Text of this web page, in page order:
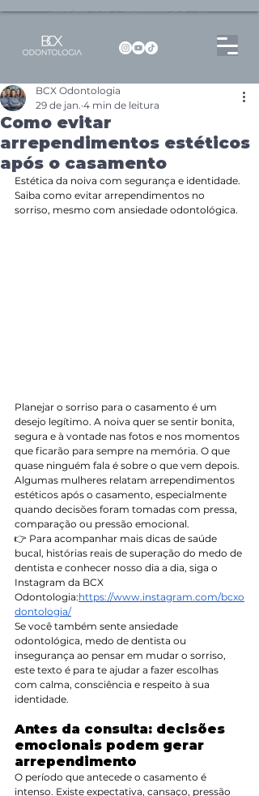
Dentista no Brooklin | São Paulo | SP Atendimento particular Rua Pitu, 72, Sala 65
Como evitar
arrependimentos estéticos
após o casamento
BCX Odontologia
29 de jan. 4 min de leitura
Estética da noiva com segurança e identidade.
Saiba como evitar arrependimentos no
sorriso, mesmo com ansiedade odontológica.
Planejar o sorriso para o casamento é um
desejo legítimo. A noiva quer se sentir bonita,
segura e à vontade nas fotos e nos momentos
que ficarão para sempre na memória. O que
quase ninguém fala é sobre o que vem depois.
Algumas mulheres relatam arrependimentos
estéticos após o casamento, especialmente
quando decisões foram tomadas com pressa,
comparação ou pressão emocional.
👉 Para acompanhar mais dicas de saúde
bucal, histórias reais de superação do medo de
dentista e conhecer nosso dia a dia, siga o
Instagram da BCX
Odontologia:https://www.instagram.com/bcxo
dontologia/
Se você também sente ansiedade
odontológica, medo de dentista ou
insegurança ao pensar em mudar o sorriso,
este texto é para te ajudar a fazer escolhas
com calma, consciência e respeito à sua
identidade.
Antes da consulta: decisões
emocionais podem gerar
arrependimento
O período que antecede o casamento é
intenso. Existe expectativa, cansaço, pressão